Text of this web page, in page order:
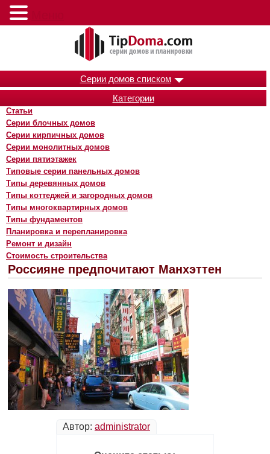
Серии домов списком
Категории
Статьи
Серии блочных домов
Серии кирпичных домов
Серии монолитных домов
Серии пятиэтажек
Типовые серии панельных домов
Типы деревянных домов
Типы коттеджей и загородных домов
Типы многоквартирных домов
Типы фундаментов
Планировка и перепланировка
Ремонт и дизайн
Стоимость строительства
Россияне предпочитают Манхэттен
Автор: administrator